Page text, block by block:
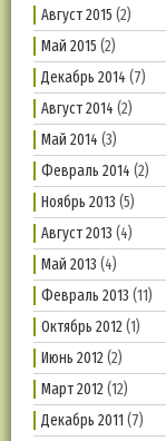
Август 2015 (2)
Май 2015 (2)
Декабрь 2014 (7)
Август 2014 (2)
Май 2014 (3)
Февраль 2014 (2)
Ноябрь 2013 (5)
Август 2013 (4)
Май 2013 (4)
Февраль 2013 (11)
Октябрь 2012(1)
Июнь 2012(2)
Март 2012(12)
Декабрь 2011 (7)